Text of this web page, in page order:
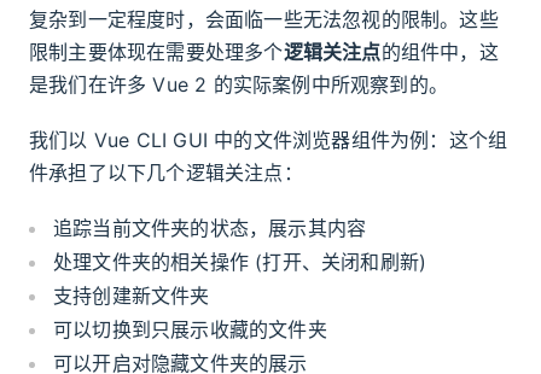
复杂到一定程度时，会面临一些无法忽视的限制。这些
限制主要体现在需要处理多个逻辑关注点的组件中，这
是我们在许多 Vue 2 的实际案例中所观察到的。
我们以 Vue CLI GUI 中的文件浏览器组件为例：这个组
件承担了以下几个逻辑关注点：
追踪当前文件夹的状态，展示其内容
处理文件夹的相关操作 (打开、关闭和刷新)
支持创建新文件夹
可以切换到只展示收藏的文件夹
可以开启对隐藏文件夹的展示